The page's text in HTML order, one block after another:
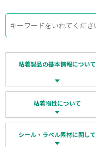
ダウンロード
採用情報
粘着製品の基本情報について
粘着物性について
シール・ラベル素材に関して